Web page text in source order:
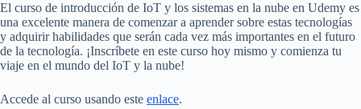
El curso de introducción de IoT y los sistemas en la nube en Udemy es
una excelente manera de comenzar a aprender sobre estas tecnologías
y adquirir habilidades que serán cada vez más importantes en el futuro
de la tecnología. ¡Inscríbete en este curso hoy mismo y comienza tu
viaje en el mundo del IoT y la nube!
Accede al curso usando este enlace.